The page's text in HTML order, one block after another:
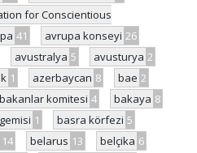
for Conscientious
41 avrupa konseyi 26
avustralya 5 avusturya 2
1 azerbaycan 8 bae 2
bakanlar komitesi 4 bakaya 8
1 basra körfezi 5
belarus 13 belçika 6